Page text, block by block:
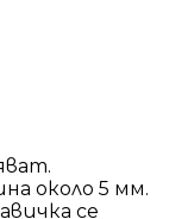
около 5 мм.
се